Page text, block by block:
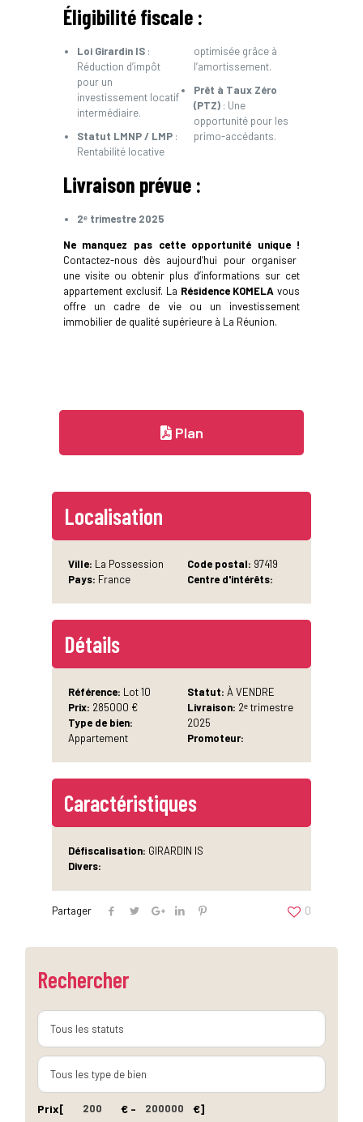
Éligibilité fiscale :
Loi Girardin IS:
Réduction d’impôt
pour un
investissement locatif
intermédiaire.
Statut LMNP / LMP:
Rentabilité locative
optimisée grâce à
l’amortissement.
Prêt à Taux Zéro
(PTZ) : Une
opportunité pour les
primo-accédants.
Livraison prévue :
2ᵉ trimestre 2025
Ne manquez pas cette opportunité unique !
Contactez-nous dès aujourd’hui pour organiser
une visite ou obtenir plus d’informations sur cet
appartement exclusif. La Résidence KOMELA vous
offre un cadre de vie ou un investissement
immobilier de qualité supérieure à La Réunion.
Plan
Localisation
Ville: La Possession
Pays: France
Code postal: 97419
Centre d'intérêts:
Détails
Référence: Lot 10
Prix: 285000 €
Type de bien:
Appartement
Statut: À VENDRE
Livraison: 2ᵉ trimestre
2025
Promoteur:
Caractéristiques
Défiscalisation: GIRARDIN IS
Divers:
Partager 0
Rechercher
Prix[ € - €]